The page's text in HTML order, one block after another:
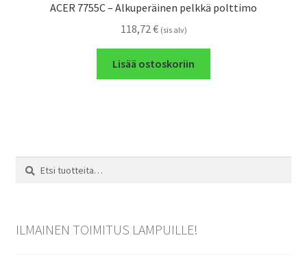
ACER 7755C – Alkuperäinen pelkkä polttimo
118,72 € (sis alv)
Lisää ostoskoriin
Etsi:
Haku
ILMAINEN TOIMITUS LAMPUILLE!